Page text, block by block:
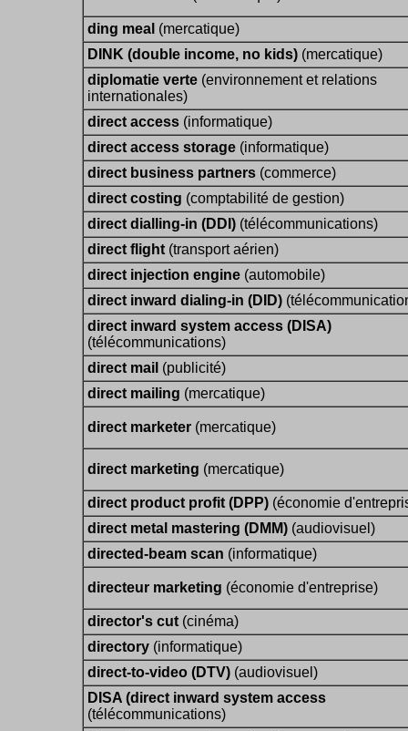
ding meal (mercatique)
DINK (double income, no kids) (mercatique)
diplomatie verte (environnement et relations
internationales)
direct access (informatique)
direct access storage (informatique)
direct business partners (commerce)
direct costing (comptabilité de gestion)
direct dialling-in (DDI) (télécommunications)
direct flight (transport aérien)
direct injection engine (automobile)
direct inward dialing-in (DID)
direct inward system access (DISA)
(télécommunications)
direct mail (publicité)
direct mailing (mercatique)
direct marketer (mercatique)
direct marketing (mercatique)
direct product profit (DPP) (économie
direct metal mastering (DMM) (audiovisuel)
directed-beam scan (informatique)
directeur marketing (économie d'entreprise)
director's cut (cinéma)
directory (informatique)
direct-to-video (DTV) (audiovisuel)
DISA (direct inward system access
(télécommunications)